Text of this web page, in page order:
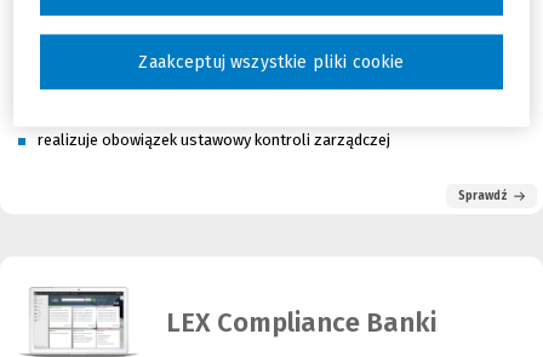
ustawowego obowiązku prowadzenia kontroli
zarządczej
realizuje obowiązek ustawowy kontroli zarządczej
Sprawdź
LEX Compliance Banki
Zaakceptuj wszystkie pliki cookie